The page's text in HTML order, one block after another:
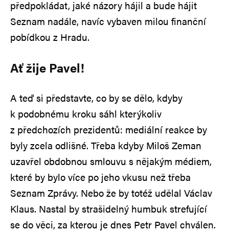
předpokládat, jaké názory hájil a bude hájit
Seznam nadále, navíc vybaven milou finanční
pobídkou z Hradu.
Ať žije Pavel!
A teď si představte, co by se dělo, kdyby
k podobnému kroku sáhl kterýkoliv
z předchozích prezidentů: mediální reakce by
byly zcela odlišné. Třeba kdyby Miloš Zeman
uzavřel obdobnou smlouvu s nějakým médiem,
které by bylo více po jeho vkusu než třeba
Seznam Zprávy. Nebo že by totéž udělal Václav
Klaus. Nastal by strašidelný humbuk strefující
se do věci, za kterou je dnes Petr Pavel chválen.